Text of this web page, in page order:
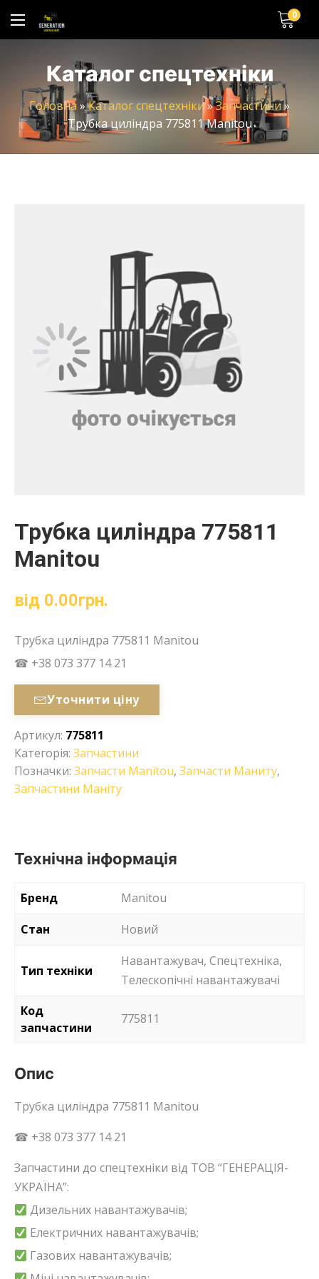
0
Каталог спецтехніки
Головна»Каталог спецтехніки»Запчастини»
Трубка циліндра 775811 Manitou
Трубка циліндра 775811
Manitou
від 0.00грн.
Трубка циліндра 775811 Manitou
☎ +38 073 377 14 21
Уточнити ціну
Артикул: 775811
Категорія: Запчастини
Позначки: Запчасти Manitou, Запчасти Маниту,
Запчастини Маніту
Технічна інформація
Бренд
Manitou
Стан
Новий
Тип техніки
Навантажувач, Спецтехніка,
Телескопічні навантажувачі
Код
запчастини
775811
Опис
Трубка циліндра 775811 Manitou
☎ +38 073 377 14 21
Запчастини до спецтехніки від ТОВ “ГЕНЕРАЦІЯ-
УКРАЇНА”:
Дизельних навантажувачів;
Електричних навантажувачів;
Газових навантажувачів;